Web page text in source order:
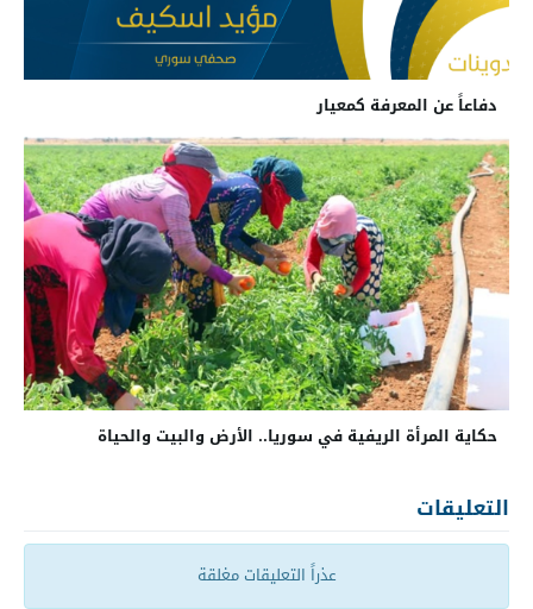
دفاعاً عن المعرفة كمعيار
حكاية المرأة الريفية في سوريا.. الأرض والبيت والحياة
التعليقات
عذراً التعليقات مغلقة